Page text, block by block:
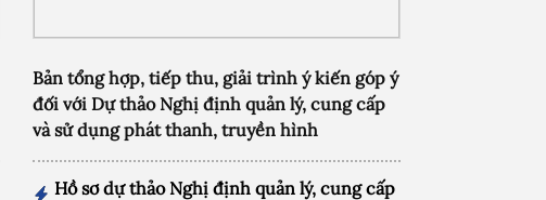
Bản tổng hợp, tiếp thu, giải trình ý kiến góp ý
đối với Dự thảo Nghị định quản lý, cung cấp
và sử dụng phát thanh, truyền hình
Hồ sơ dự thảo Nghị định quản lý, cung cấp